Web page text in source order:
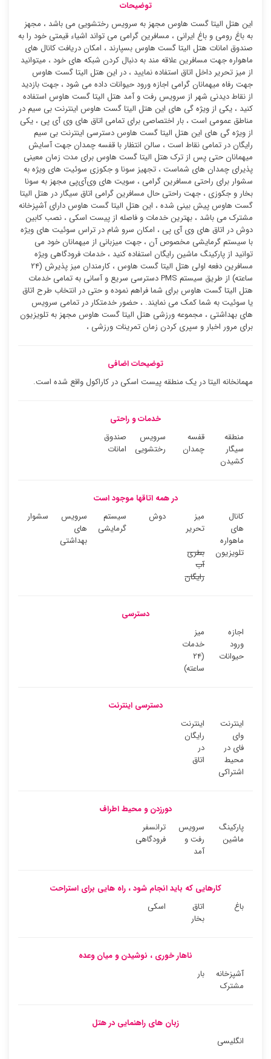
توضیحات
این هتل الیتا گست هاوس مجهز به سرویس رختشویی می باشد ، مجهز
به باغ رومی و باغ ایرانی ، مسافرین گرامی می تواند اشیاء قیمتی خود را به
صندوق امانات هتل الیتا گست هاوس بسپارند ، امکان دریافت کانال های
ماهواره جهت مسافرین علاقه مند به دنبال کردن شبکه های خود ، میتوانید
از میز تحریر داخل اتاق استفاده نمایید ، در این هتل الیتا گست هاوس
جهت رفاه میهمانان گرامی اجازه ورود حیوانات داده می شود ، جهت بازدید
از نقاط دیدنی شهر از سرویس رفت و آمد هتل الیتا گست هاوس استفاده
کنید ، یکی از ویژه گی های این هتل الیتا گست هاوس اینترنت بی سیم در
مناطق عمومی است ، بار اختصاصی برای تمامی اتاق های وی آی پی ، یکی
از ویژه گی های این هتل الیتا گست هاوس دسترسی اینترنت بی سیم
رایگان در تمامی نقاط است ، سالن انتظار با قفسه چمدان جهت آسایش
میهمانان حتی پس از ترک هتل الیتا گست هاوس برای مدت زمان معینی
پذیرای چمدان های شماست ، تجهیز سونا و جکوزی سوئیت ‌های ویژه به
سشوار برای راحتی مسافرین گرامی ، سویت های وی‌آی‌پی مجهز به سونا
بخار و جکوزی ، جهت راحتی حال مسافرین گرامی اتاق سیگار در هتل الیتا
گست هاوس پیش بینی شده ، این هتل الیتا گست هاوس دارای آشپزخانه
مشترک می باشد ، بهترین خدمات و فاصله از پیست اسکی ، نصب کابین
دوش در اتاق های وی آی پی ، امکان سرو شام در تراس سوئیت ‌های ویژه
با سیستم گرمایشی مخصوص آن ، جهت میزبانی از میهمانان خود می
توانید از پارکینگ ماشین رایگان استفاده کنید ، خدمات فرودگاهی ویژه
مسافرین دفعه اولی هتل الیتا گست هاوس ، کارمندان میز پذیرش (۲۴
ساعته) از طریق سیستم PMS دسترسی سریع و آسانی به تمامی خدمات
هتل الیتا گست هاوس برای شما فراهم نموده و حتی در انتخاب طرح اتاق
یا سوئیت به شما کمک می نمایند. ، حضور خدمتکار در تمامی سرویس
های بهداشتی ، مجموعه ورزشی هتل الیتا گست هاوس مجهز به تلویزیون
برای مرور اخبار و سپری کردن زمان تمرینات ورزشی ،
توضیحات اضافی
مهمانخانه الیتا در یک منطقه پیست اسکی در کاراکول واقع شده است.
خدمات و راحتی
منطقه
سیگار
کشیدن
قفسه
چمدان
سرویس
رختشویی
صندوق
امانات
در همه اتاقها موجود است
کانال
های
ماهواره
میز
تحریر
دوش
سیستم
گرمایشی
سرویس
های
بهداشتی
سشوار
تلویزیون
بطری
آب
رایگان
دسترسی
اجازه
ورود
حیوانات
میز
خدمات
(۲۴
ساعته)
دسترسی اینترنت
اینترنت
وای
فای در
محیط
اشتراکی
اینترنت
رایگان
در
اتاق
دورزدن و محیط اطراف
پارکینگ
ماشین
سرویس
رفت و
آمد
ترانسفر
فرودگاهی
کارهایی که باید انجام شود ، راه هایی برای استراحت
باغ
اتاق
بخار
اسکی
ناهار خوری ، نوشیدن و میان وعده
آشپزخانه
مشترک
بار
زبان های راهنمایی در هتل
انگلیسی